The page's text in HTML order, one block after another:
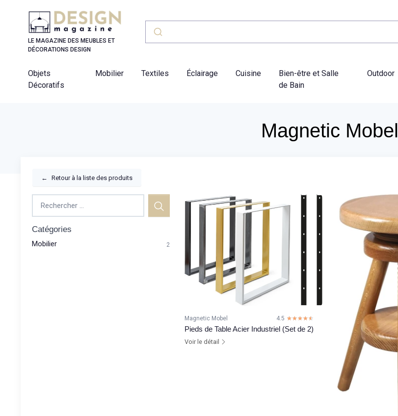
LE MAGAZINE DES MEUBLES ET
DÉCORATIONS DESIGN
Objets
Décoratifs
Mobilier Textiles Éclairage Cuisine
Bien-être et Salle
de Bain
Outdoor
Magnetic Mobel
← Retour à la liste des produits
Catégories
Mobilier 2
Magnetic Mobel 4.5 ☆☆☆☆☆
★★★★★
Pieds de Table Acier Industriel (Set de 2)
Voir le détail